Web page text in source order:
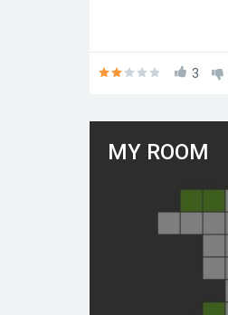
3
MY ROOM